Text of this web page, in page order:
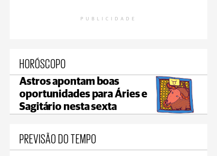
PUBLICIDADE
HORÓSCOPO
Astros apontam boas
oportunidades para Áries e
Sagitário nesta sexta
PREVISÃO DO TEMPO